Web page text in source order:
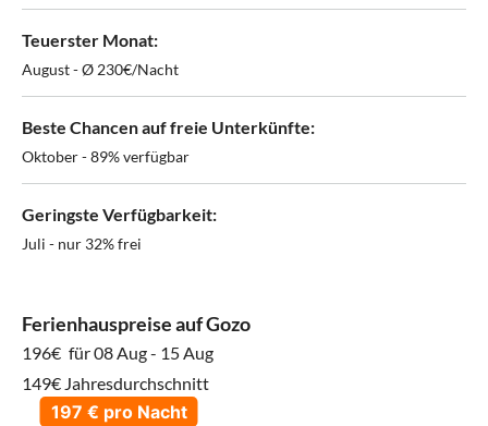
Teuerster Monat:
August - Ø 230€/Nacht
Beste Chancen auf freie Unterkünfte:
Oktober - 89% verfügbar
Geringste Verfügbarkeit:
Juli - nur 32% frei
Ferienhauspreise auf Gozo
196€ für 08 Aug - 15 Aug
149€ Jahresdurchschnitt